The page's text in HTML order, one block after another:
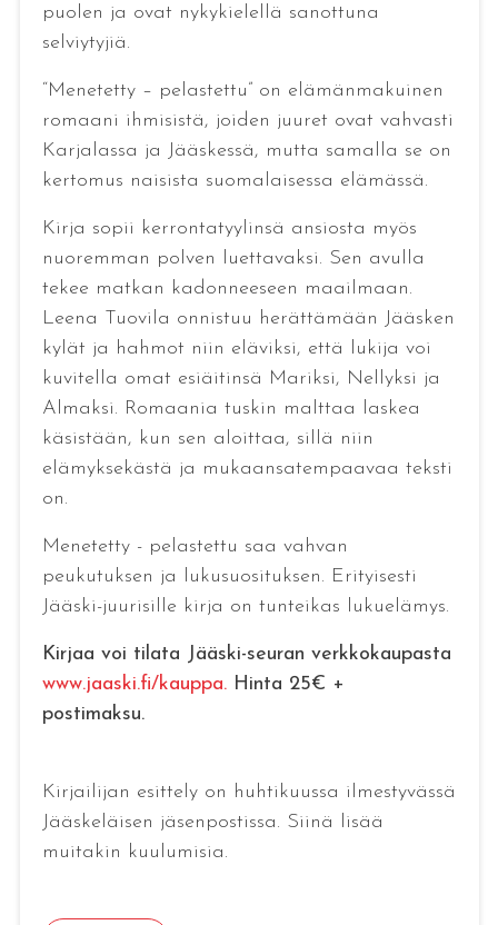
puolen ja ovat nykykielellä sanottuna
selviytyjiä.
“Menetetty – pelastettu” on elämänmakuinen
romaani ihmisistä, joiden juuret ovat vahvasti
Karjalassa ja Jääskessä, mutta samalla se on
kertomus naisista suomalaisessa elämässä.
Kirja sopii kerrontatyylinsä ansiosta myös
nuoremman polven luettavaksi. Sen avulla
tekee matkan kadonneeseen maailmaan.
Leena Tuovila onnistuu herättämään Jääsken
kylät ja hahmot niin eläviksi, että lukija voi
kuvitella omat esiäitinsä Mariksi, Nellyksi ja
Almaksi. Romaania tuskin malttaa laskea
käsistään, kun sen aloittaa, sillä niin
elämyksekästä ja mukaansatempaavaa teksti
on.
Menetetty - pelastettu saa vahvan
peukutuksen ja lukusuosituksen. Erityisesti
Jääski-juurisille kirja on tunteikas lukuelämys.
Kirjaa voi tilata Jääski-seuran verkkokaupasta
www.jaaski.fi/kauppa.Hinta 25€ +
postimaksu.
Kirjailijan esittely on huhtikuussa ilmestyvässä
Jääskeläisen jäsenpostissa. Siinä lisää
muitakin kuulumisia.